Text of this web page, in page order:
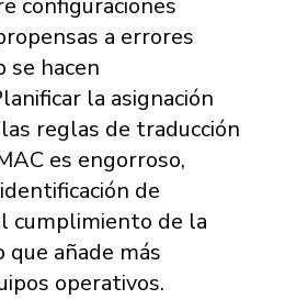
a errores
se hacen
la asignación
reglas de traducción
es engorroso,
de
cumplimiento de la
añade más
operativos.